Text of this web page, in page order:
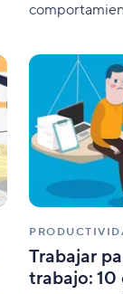
continuación,
ideas,
los
pueden
empleados.
Trabajar
trabajo: 10